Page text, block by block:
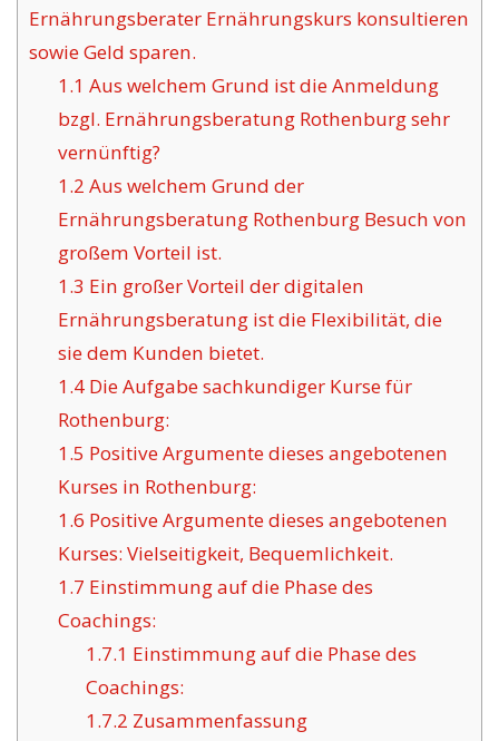
Ernährungsberater Ernährungskurs konsultieren
sowie Geld sparen.
1.1 Aus welchem Grund ist die Anmeldung
bzgl. Ernährungsberatung Rothenburg sehr
vernünftig?
1.2 Aus welchem Grund der
Ernährungsberatung Rothenburg Besuch von
großem Vorteil ist.
1.3 Ein großer Vorteil der digitalen
Ernährungsberatung ist die Flexibilität, die
sie dem Kunden bietet.
1.4Die Aufgabe sachkundiger Kurse für
Rothenburg:
1.5 Positive Argumente dieses angebotenen
Kurses in Rothenburg:
1.6 Positive Argumente dieses angebotenen
Kurses: Vielseitigkeit, Bequemlichkeit.
1.7 Einstimmung auf die Phase des
Coachings:
1.7.1 Einstimmung auf die Phase des
Coachings:
1.7.2 Zusammenfassung